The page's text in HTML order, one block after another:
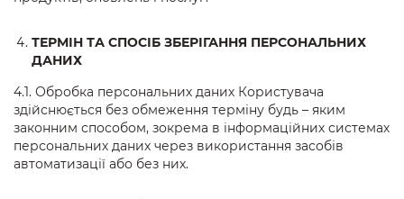
ТЕРМІН ТА СПОСІБ ЗБЕРІГАННЯ ПЕРСОНАЛЬНИХ
ДАНИХ
4.1. Обробка персональних даних Користувача
здійснюється без обмеження терміну будь – яким
законним способом, зокрема в інформаційних системах
персональних даних через використання засобів
автоматизації або без них.